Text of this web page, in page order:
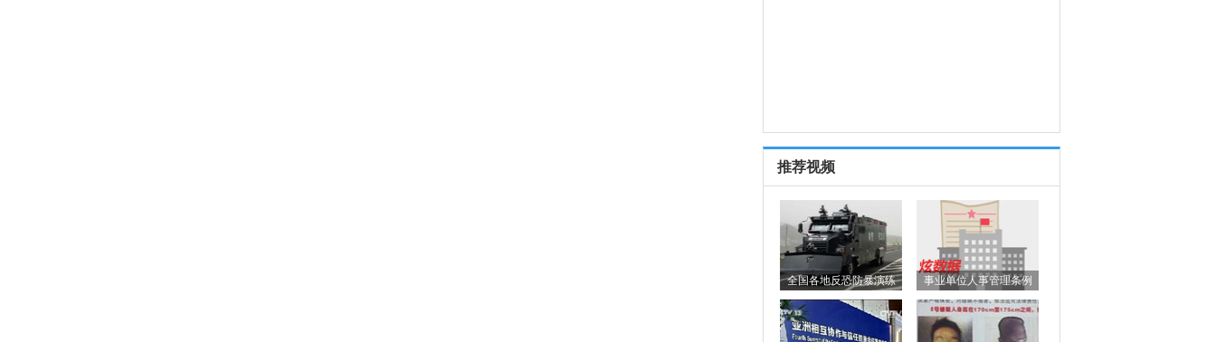
推荐视频
全国各地反恐防暴演练 事业单位人事管理条例